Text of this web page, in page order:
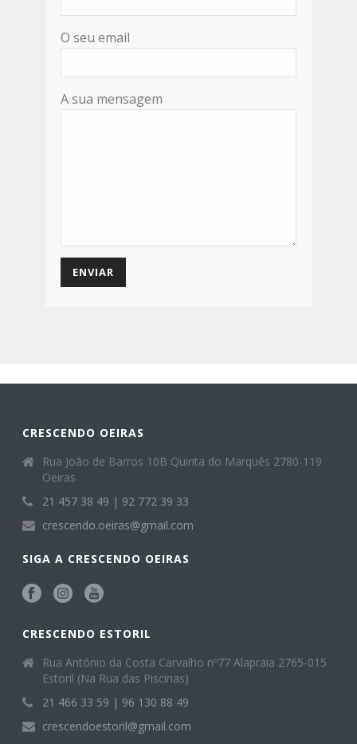
O seu email
A sua mensagem
CRESCENDO OEIRAS
Rua João de Barros 10B Quinta do Marquês 2780-119
Oeiras
21 457 38 49 | 92 772 39 33
crescendo.oeiras@gmail.com
SIGA A CRESCENDO OEIRAS
CRESCENDO ESTORIL
Rua António da Costa Carvalho nº77 Alapraia 2765-015
Estoril (Na Rua das Piscinas)
21 466 33 59 | 96 130 88 49
crescendoestoril@gmail.com